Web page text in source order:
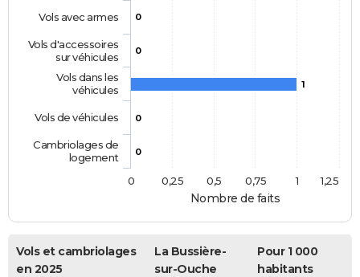
Nombre de faits
0
0
1
0
0
Vols avec armes
Vols d'accessoires
sur véhicules
Vols dans les
véhicules
Vols de véhicules
Cambriolages de
logement
0
1
0,25 0,5 0,75 1,25
Vols et cambriolages
en 2025
La Bussière-
sur-Ouche
Pour 1 000
habitants